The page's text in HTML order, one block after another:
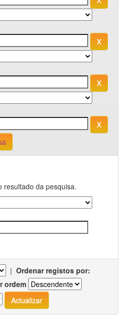
resultado da pesquisa.
| Ordenar registos por:
ordem